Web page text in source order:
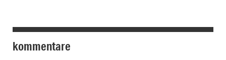
kommentare